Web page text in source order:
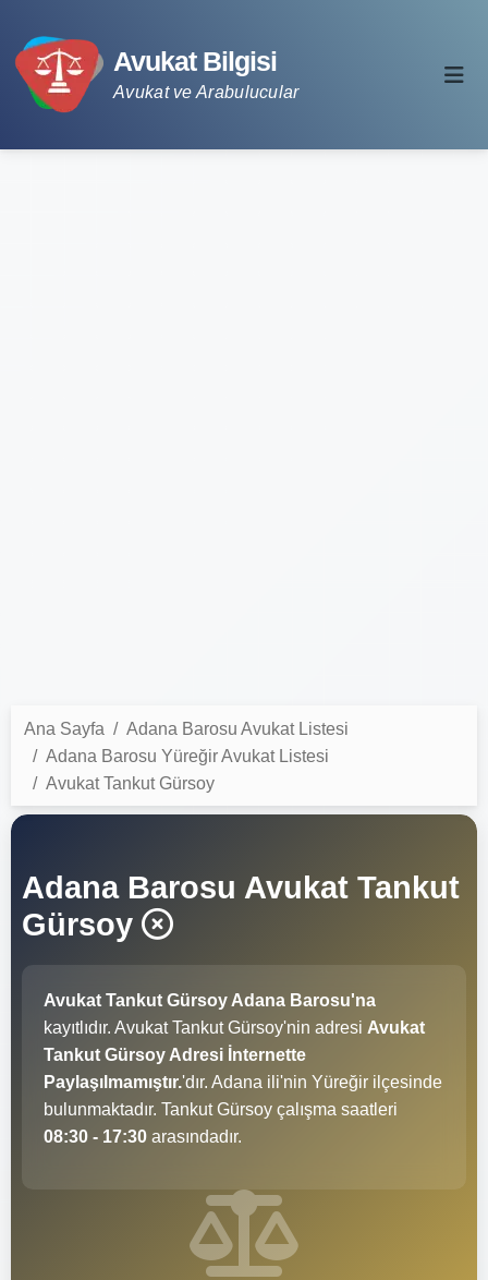
Avukat Bilgisi
Avukat ve Arabulucular
Ana Sayfa
Adana Barosu Avukat Listesi
Adana Barosu Yüreğir Avukat Listesi
Avukat Tankut Gürsoy
Adana Barosu Avukat Tankut
Gürsoy
Avukat Tankut Gürsoy Adana Barosu'na
kayıtlıdır. Avukat Tankut Gürsoy'nin adresi Avukat
Tankut Gürsoy Adresi İnternette
Paylaşılmamıştır.'dır. Adana ili'nin Yüreğir ilçesinde
bulunmaktadır. Tankut Gürsoy çalışma saatleri
08:30 - 17:30 arasındadır.